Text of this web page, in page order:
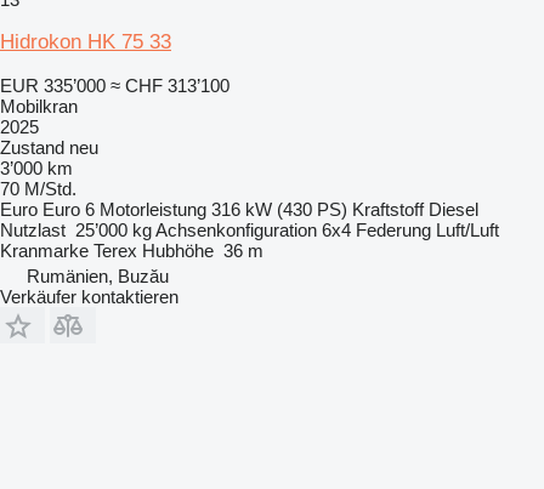
Hidrokon HK 75 33
EUR 335’000 ≈ CHF 313’100
Mobilkran
2025
Zustand neu
3’000 km
70 M/Std.
Euro Euro 6 Motorleistung 316 kW (430 PS) Kraftstoff Diesel
Nutzlast 25’000 kgAchsenkonfiguration 6x4 Federung Luft/Luft
Kranmarke Terex Hubhöhe 36 m
Rumänien, Buzău
Verkäufer kontaktieren